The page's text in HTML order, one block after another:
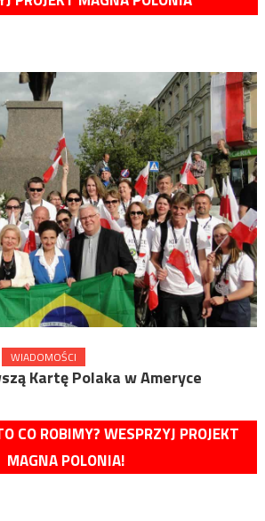
WIADOMOŚCI
Kartę Polaka w Ameryce
CO ROBIMY? WESPRZYJ PROJEKT
MAGNA POLONIA!